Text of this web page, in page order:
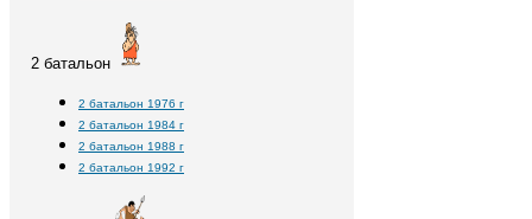
2 батальон
2 батальон 1976 г
2 батальон 1984 г
2 батальон 1988 г
2 батальон 1992 г